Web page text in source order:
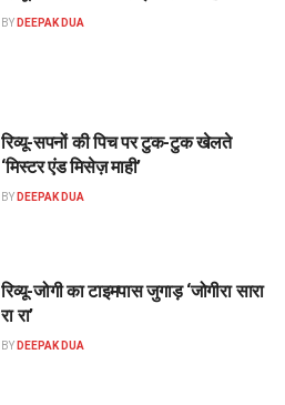
BY DEEPAK DUA
रिव्यू-सपनों की पिच पर टुक-टुक खेलते
‘मिस्टर एंड मिसेज़ माही’
BY DEEPAK DUA
रिव्यू-जोगी का टाइमपास जुगाड़ ‘जोगीरा सारा
रा रा’
BY DEEPAK DUA